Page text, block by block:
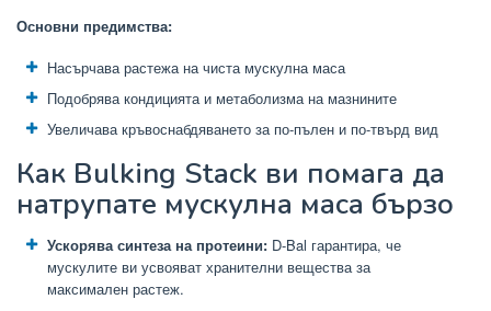
Основни предимства:
Насърчава растежа на чиста мускулна маса
Подобрява кондицията и метаболизма на мазнините
Увеличава кръвоснабдяването за по-пълен и по-твърд вид
Как Bulking Stack ви помага да
натрупате мускулна маса бързо
Ускорява синтеза на протеини: D-Bal гарантира, че
мускулите ви усвояват хранителни вещества за
максимален растеж.